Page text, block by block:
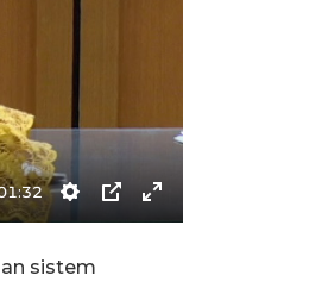
Settings
PIP Enter
sistem